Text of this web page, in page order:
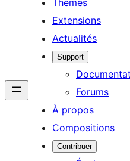
Thèmes
Extensions
Actualités
Support
Forums
À propos
Compositions
Contribuer